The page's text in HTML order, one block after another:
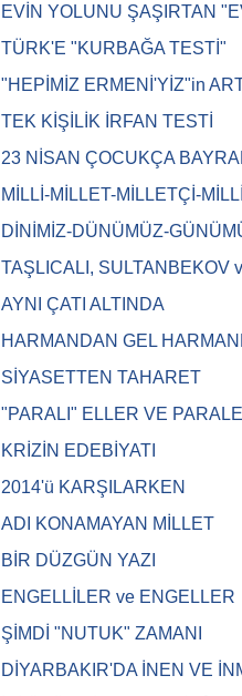
EVİN YOLUNU ŞAŞIRTAN
TÜRK'E "KURBAĞA TESTİ"
"HEPİMİZ ERMENİ'YİZ"in
TEK KİŞİLİK İRFAN TESTİ
23 NİSAN ÇOCUKÇA
MİLLİ-MİLLET-MİLLETÇİ-
DİNİMİZ-DÜNÜMÜZ-
TAŞLICALI, SULTANBEKOV
AYNI ÇATI ALTINDA
HARMANDAN GEL
SİYASETTEN TAHARET
"PARALI" ELLER VE
KRİZİN EDEBİYATI
2014'ü KARŞILARKEN
ADI KONAMAYAN MİLLET
BİR DÜZGÜN YAZI
ENGELLİLER ve ENGELLER
ŞİMDİ "NUTUK" ZAMANI
DİYARBAKIR'DA İNEN VE